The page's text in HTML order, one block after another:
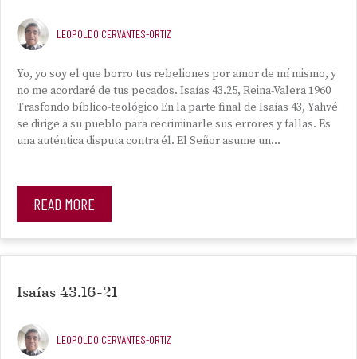
LEOPOLDO CERVANTES-ORTIZ
Yo, yo soy el que borro tus rebeliones por amor de mí mismo, y
no me acordaré de tus pecados. Isaías 43.25, Reina-Valera 1960
Trasfondo bíblico-teológico En la parte final de Isaías 43, Yahvé
se dirige a su pueblo para recriminarle sus errores y fallas. Es
una auténtica disputa contra él. El Señor asume un…
READ MORE
Isaías 43.16-21
LEOPOLDO CERVANTES-ORTIZ